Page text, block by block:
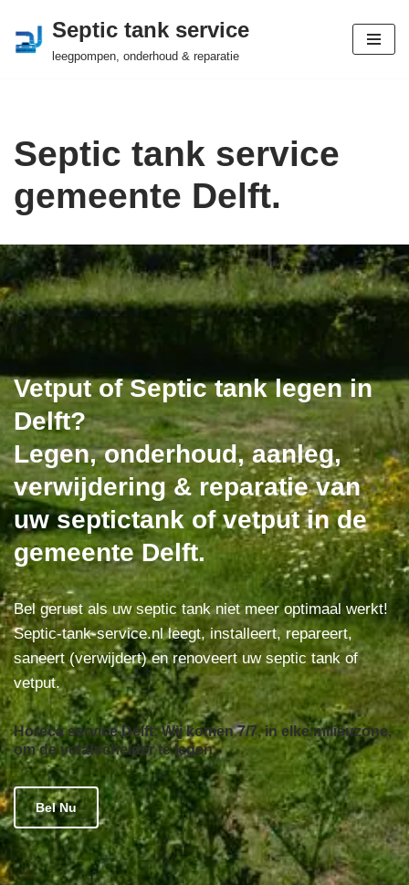
Ga
Septic tank service
leegpompen, onderhoud & reparatie
Septic tank service
gemeente Delft.
Vetput of Septic tank legen in
Delft?
Legen, onderhoud, aanleg,
verwijdering & reparatie van
uw septictank of vetput in de
gemeente Delft.
Bel gerust als uw septic tank niet meer optimaal werkt!
Septic-tank-service.nl leegt, installeert, repareert,
saneert (verwijdert) en renoveert uw septic tank of
vetput.
Horeca service Delft: Wij komen 7/7, in elke milieuzone,
om de vetafscheider te legen.
Bel Nu